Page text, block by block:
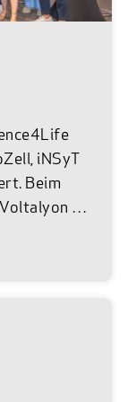
iNSyT
Beim
Ernst in